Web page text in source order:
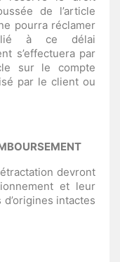
de l’article
pourra réclamer
lié à ce délai
s’effectuera par
sur le compte
par le client ou
devront
et leur
intactes